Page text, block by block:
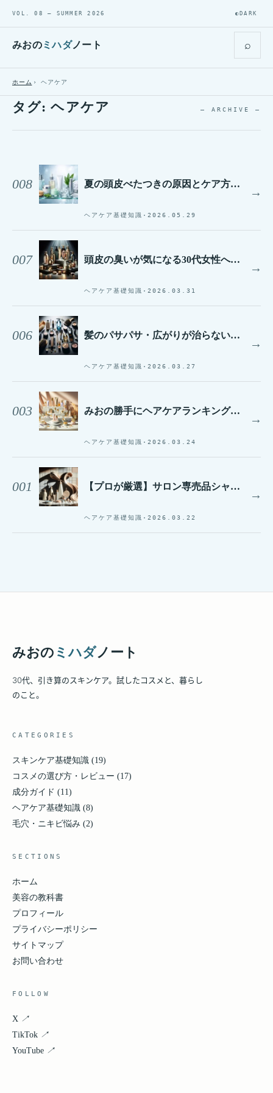
VOL. 08 — SUMMER 2026 ◐ DARK
みおのミハダノート ⌕
ホーム ヘアケア
タグ:ヘアケア — ARCHIVE —
008 夏の頭皮べたつきの原因とケア方法｜30代から見直したい頭皮ケア
ヘアケア基礎知識 · 2026.05.29
→
007 頭皮の臭いが気になる30代女性へ｜原因と正しいシャンプー選び
ヘアケア基礎知識 · 2026.03.31
→
006 髪のパサパサ・広がりが治らない理由とは？30代からの本格ケア術
ヘアケア基礎知識 · 2026.03.27
→
003 みおの勝手にヘアケアランキング！30代が本気で選んだ5選【2026年春版】
ヘアケア基礎知識 · 2026.03.24
→
001 【プロが厳選】サロン専売品シャンプーで髪質改善！美容師おすすめの選び方
ヘアケア基礎知識 · 2026.03.22
→
みおの ミハダノート
30代、引き算のスキンケア。試したコスメと、暮らし
のこと。
CATEGORIES
スキンケア基礎知識 (19)
コスメの選び方・レビュー (17)
成分ガイド (11)
ヘアケア基礎知識 (8)
毛穴・ニキビ悩み (2)
SECTIONS
ホーム
美容の教科書
プロフィール
プライバシーポリシー
サイトマップ
お問い合わせ
FOLLOW
X ↗
TikTok ↗
YouTube ↗